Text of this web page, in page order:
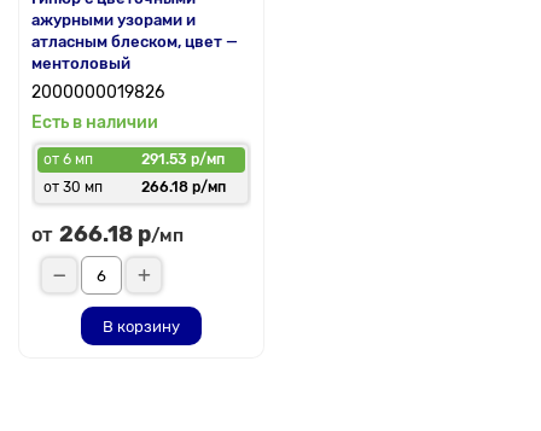
ажурными узорами и
атласным блеском, цвет —
ментоловый
2000000019826
Есть в наличии
от 6 мп
291.53 р/мп
от 30 мп
266.18 р/мп
от 266.18 р/мп
В корзину